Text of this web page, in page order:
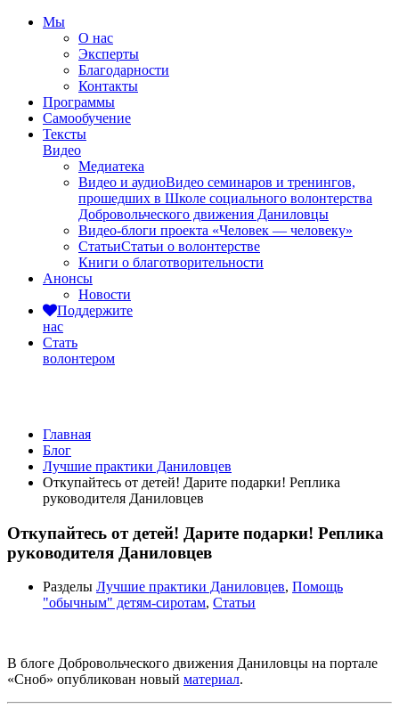
Мы
О нас
Эксперты
Благодарности
Контакты
Программы
Самообучение
Тексты
Видео
Медиатека
Видео и аудиоВидео семинаров и тренингов,
прошедших в Школе социального волонтерства
Добровольческого движения Даниловцы
Видео-блоги проекта «Человек — человеку»
СтатьиСтатьи о волонтерстве
Книги о благотворительности
Анонсы
Новости
Поддержите
нас
Стать
волонтером
Главная
Блог
Лучшие практики Даниловцев
Откупайтесь от детей! Дарите подарки! Реплика
руководителя Даниловцев
Откупайтесь от детей! Дарите подарки! Реплика
руководителя Даниловцев
Разделы Лучшие практики Даниловцев, Помощь
"обычным" детям-сиротам, Статьи
В блоге Добровольческого движения Даниловцы на портале
«Сноб» опубликован новый материал.